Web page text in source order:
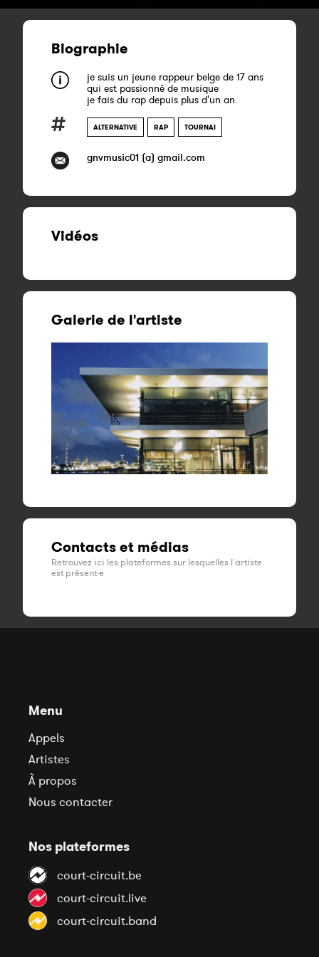
Biographie
je suis un jeune rappeur belge de 17 ans
qui est passionné de musique
je fais du rap depuis plus d'un an
ALTERNATIVE RAP TOURNAI
gnvmusic01 (a) gmail.com
Vidéos
Galerie de l'artiste
Contacts et médias
Retrouvez ici les plateformes sur lesquelles l'artiste
est présent·e
Menu
Appels
Artistes
À propos
Nous contacter
Nos plateformes
court-circuit.be
court-circuit.live
court-circuit.band